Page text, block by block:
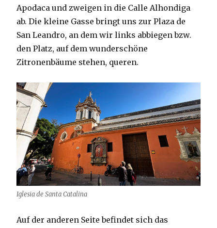
Apodaca und zweigen in die Calle Alhondiga
ab. Die kleine Gasse bringt uns zur Plaza de
San Leandro, an dem wir links abbiegen bzw.
den Platz, auf dem wunderschöne
Zitronenbäume stehen, queren.
Iglesia de Santa Catalina
Auf der anderen Seite befindet sich das